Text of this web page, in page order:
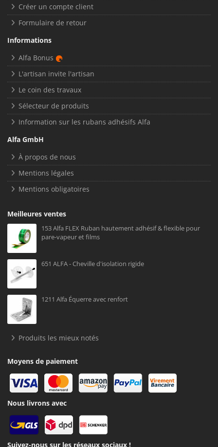
Créer un compte client
Formulaire de retour
Informations
Alfa Bonus
L'artisan invite l'artisan
Le coin des travaux
Sélecteur de produits
Information sur les rubans adhésifs Alfa
Alfa GmbH
À propos de nous
Mentions légales
Mentions obligatoires
Meilleures ventes
153 Alfa FLEX Ruban hautement adhésif & flexible pour
pare-vapeur et films
651 ALFA - Cheville d'isolation rigide
1211 Alfa Équerre avec renfort
Produits les mieux notés
Moyens de paiement
Nous livrons avec
Suivez-nous sur les réseaux sociaux !